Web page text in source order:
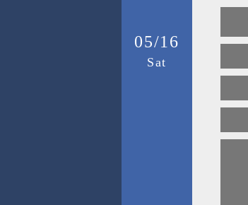
05/16
Sat